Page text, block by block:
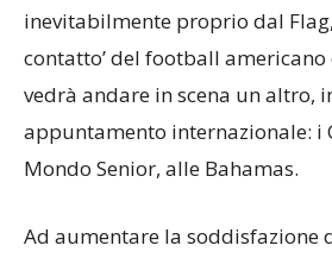
inevitabilmente proprio dal Flag,
contatto’ del football americano
vedrà andare in scena un altro,
appuntamento internazionale: i
Mondo Senior, alle Bahamas.
Ad aumentare la soddisfazione